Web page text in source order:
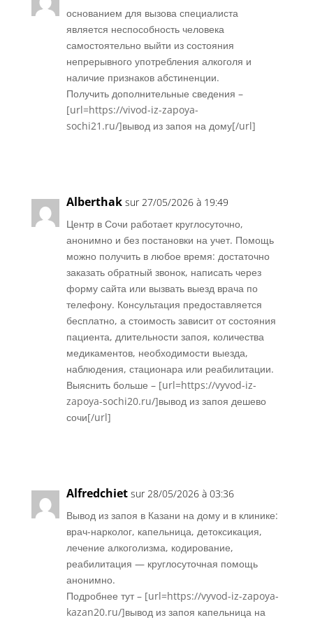
основанием для вызова специалиста
является неспособность человека
самостоятельно выйти из состояния
непрерывного употребления алкоголя и
наличие признаков абстиненции.
Получить дополнительные сведения –
[url=https://vivod-iz-zapoya-
sochi21.ru/]вывод из запоя на дому[/url]
Alberthak sur 27/05/2026 à 19:49
Центр в Сочи работает круглосуточно,
анонимно и без постановки на учет. Помощь
можно получить в любое время: достаточно
заказать обратный звонок, написать через
форму сайта или вызвать выезд врача по
телефону. Консультация предоставляется
бесплатно, а стоимость зависит от состояния
пациента, длительности запоя, количества
медикаментов, необходимости выезда,
наблюдения, стационара или реабилитации.
Выяснить больше – [url=https://vyvod-iz-
zapoya-sochi20.ru/]вывод из запоя дешево
сочи[/url]
Alfredchiet sur 28/05/2026 à 03:36
Вывод из запоя в Казани на дому и в клинике:
врач-нарколог, капельница, детоксикация,
лечение алкоголизма, кодирование,
реабилитация — круглосуточная помощь
анонимно.
Подробнее тут – [url=https://vyvod-iz-zapoya-
kazan20.ru/]вывод из запоя капельница на